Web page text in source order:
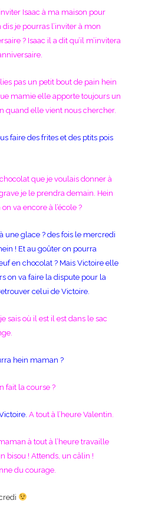
Isaac à ma maison pour
je pourras l’inviter à mon
? Isaac il a dit qu’il m’invitera
pas un petit bout de pain hein
mamie elle apporte toujours un
quand elle vient nous chercher.
faire des frites et des ptits pois
que je voulais donner à
grave je le prendra demain. Hein
va encore à l’école ?
une glace ? des fois le mercredi
! Et au goûter on pourra
en chocolat ? Mais Victoire elle
on va faire la dispute pour la
celui de Victoire.
sais où il est il est dans le sac
hein maman ?
fait la course ?
A tout à l’heure Valentin.
à tout à l’heure travaille
bisou ! Attends, un câlin !
du courage.